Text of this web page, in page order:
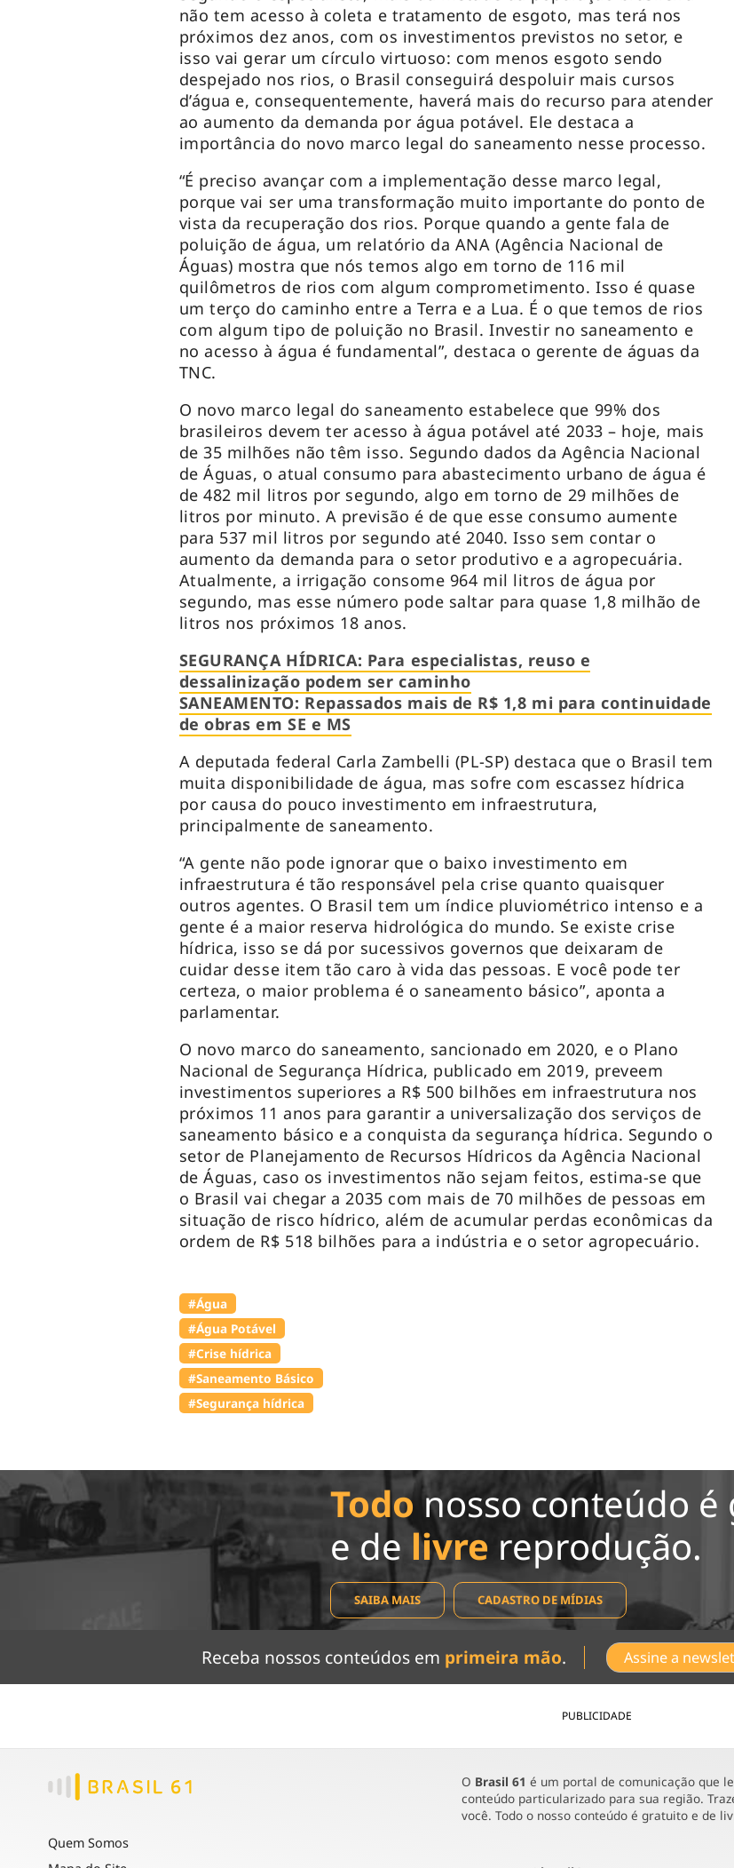
não tem acesso à coleta e tratamento de esgoto, mas terá nos
próximos dez anos, com os investimentos previstos no setor, e
isso vai gerar um círculo virtuoso: com menos esgoto sendo
despejado nos rios, o Brasil conseguirá despoluir mais cursos
d’água e, consequentemente, haverá mais do recurso para atender
ao aumento da demanda por água potável. Ele destaca a
importância do novo marco legal do saneamento nesse processo.
“É preciso avançar com a implementação desse marco legal,
porque vai ser uma transformação muito importante do ponto de
vista da recuperação dos rios. Porque quando a gente fala de
poluição de água, um relatório da ANA (Agência Nacional de
Águas) mostra que nós temos algo em torno de 116 mil
quilômetros de rios com algum comprometimento. Isso é quase
um terço do caminho entre a Terra e a Lua. É o que temos de rios
com algum tipo de poluição no Brasil. Investir no saneamento e
no acesso à água é fundamental”, destaca o gerente de águas da
TNC.
O novo marco legal do saneamento estabelece que 99% dos
brasileiros devem ter acesso à água potável até 2033 – hoje, mais
de 35 milhões não têm isso. Segundo dados da Agência Nacional
de Águas, o atual consumo para abastecimento urbano de água é
de 482 mil litros por segundo, algo em torno de 29 milhões de
litros por minuto. A previsão é de que esse consumo aumente
para 537 mil litros por segundo até 2040. Isso sem contar o
aumento da demanda para o setor produtivo e a agropecuária.
Atualmente, a irrigação consome 964 mil litros de água por
segundo, mas esse número pode saltar para quase 1,8 milhão de
litros nos próximos 18 anos.
SEGURANÇA HÍDRICA: Para especialistas, reuso e
dessalinização podem ser caminho
SANEAMENTO: Repassados mais de R$ 1,8 mi para continuidade
de obras em SE e MS
A deputada federal Carla Zambelli (PL-SP) destaca que o Brasil tem
muita disponibilidade de água, mas sofre com escassez hídrica
por causa do pouco investimento em infraestrutura,
principalmente de saneamento.
“A gente não pode ignorar que o baixo investimento em
infraestrutura é tão responsável pela crise quanto quaisquer
outros agentes. O Brasil tem um índice pluviométrico intenso e a
gente é a maior reserva hidrológica do mundo. Se existe crise
hídrica, isso se dá por sucessivos governos que deixaram de
cuidar desse item tão caro à vida das pessoas. E você pode ter
certeza, o maior problema é o saneamento básico”, aponta a
parlamentar.
O novo marco do saneamento, sancionado em 2020, e o Plano
Nacional de Segurança Hídrica, publicado em 2019, preveem
investimentos superiores a R$ 500 bilhões em infraestrutura nos
próximos 11 anos para garantir a universalização dos serviços de
saneamento básico e a conquista da segurança hídrica. Segundo o
setor de Planejamento de Recursos Hídricos da Agência Nacional
de Águas, caso os investimentos não sejam feitos, estima-se que
o Brasil vai chegar a 2035 com mais de 70 milhões de pessoas em
situação de risco hídrico, além de acumular perdas econômicas da
ordem de R$ 518 bilhões para a indústria e o setor agropecuário.
#Água
#Água Potável
#Crise hídrica
#Saneamento Básico
#Segurança hídrica
Todonosso conteúdo é
e de livre reprodução.
SAIBA MAIS CADASTRO DE MÍDIAS
Receba nossos conteúdos em primeira mão. Assine a
PUBLICIDADE
Quem Somos
O Brasil 61 é um portal de comunicação que
conteúdo particularizado para sua região.
você. Todo o nosso conteúdo é gratuito e de